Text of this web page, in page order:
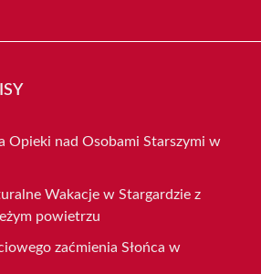
Opieki nad Osobami Starszymi w
Wakacje w Stargardzie z
powietrzu
zaćmienia Słońca w